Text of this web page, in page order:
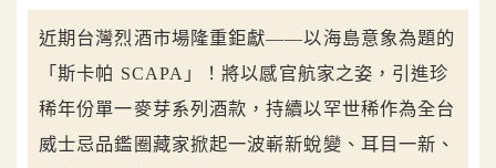
近期台灣烈酒市場隆重鉅獻——以海島意象為題的
「斯卡帕 SCAPA」！將以感官航家之姿，引進珍
稀年份單一麥芽系列酒款，持續以罕世稀作為全台
威士忌品鑑圈藏家掀起一波嶄新蛻變、耳目一新、